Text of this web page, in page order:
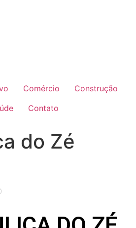
Comércio
Construção
Contato
do Zé